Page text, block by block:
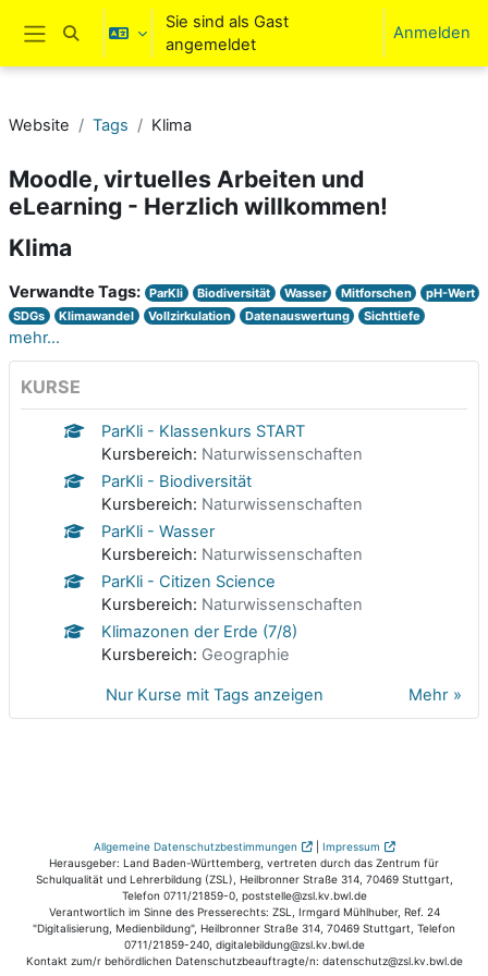
Zum Hauptinhalt
Website-Übersicht
Sucheingabe umschalten
Sie sind als Gast
angemeldet
Anmelden
Website Tags Klima
Moodle, virtuelles Arbeiten und
eLearning - Herzlich willkommen!
Klima
Verwandte Tags: ParKli Biodiversität Wasser Mitforschen
pH-Wert
SDGs
Klimawandel Vollzirkulation Datenauswertung Sichttiefe
mehr...
KURSE
ParKli - Klassenkurs START
Kursbereich: Naturwissenschaften
ParKli - Biodiversität
Kursbereich: Naturwissenschaften
ParKli - Wasser
Kursbereich: Naturwissenschaften
ParKli - Citizen Science
Kursbereich: Naturwissenschaften
Klimazonen der Erde (7/8)
Kursbereich: Geographie
Mehr
Nur Kurse mit Tags anzeigen
Allgemeine Datenschutzbestimmungen | Impressum
Herausgeber: Land Baden-Württemberg, vertreten durch das Zentrum für
Schulqualität und Lehrerbildung (ZSL), Heilbronner Straße 314, 70469 Stuttgart,
Telefon 0711/21859-0, poststelle@zsl.kv.bwl.de
Verantwortlich im Sinne des Presserechts: ZSL, Irmgard Mühlhuber, Ref. 24
"Digitalisierung, Medienbildung", Heilbronner Straße 314, 70469 Stuttgart, Telefon
0711/21859-240, digitalebildung@zsl.kv.bwl.de
Kontakt zum/r behördlichen Datenschutzbeauftragte/n: datenschutz@zsl.kv.bwl.de